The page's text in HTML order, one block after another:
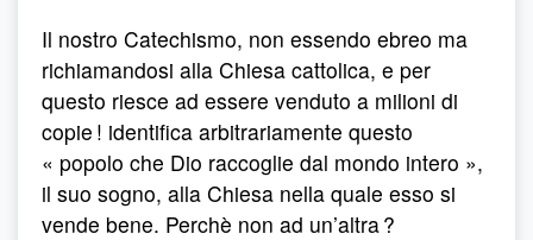
Il nostro Catechismo, non essendo ebreo ma
richiamandosi alla Chiesa cattolica, e per
questo riesce ad essere venduto a milioni di
copie ! identifica arbitrariamente questo
« popolo che Dio raccoglie dal mondo intero »,
il suo sogno, alla Chiesa nella quale esso si
vende bene. Perchè non ad un’altra ?